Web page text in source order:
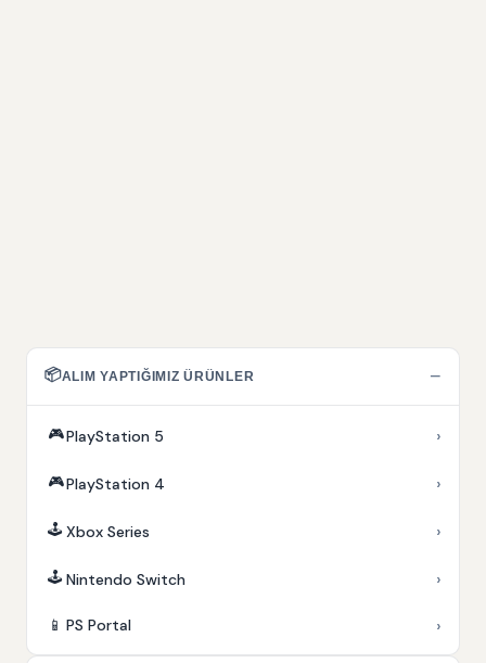
📦ALIM YAPTIĞIMIZ ÜRÜNLER −
🎮PlayStation 5 ›
🎮PlayStation 4 ›
🕹️ Xbox Series ›
🕹️ Nintendo Switch ›
📱 PS Portal ›